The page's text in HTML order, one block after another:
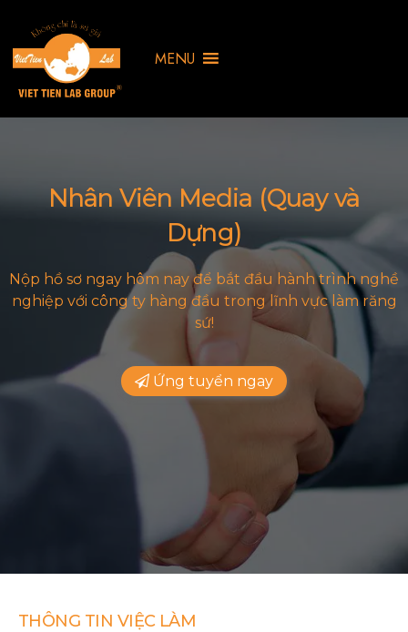
MENU
Nhân Viên Media (Quay và
Dựng)
Nộp hồ sơ ngay hôm nay để bắt đầu hành trình nghề
nghiệp với công ty hàng đầu trong lĩnh vực làm răng
sứ!
Ứng tuyển ngay
THÔNG TIN VIỆC LÀM